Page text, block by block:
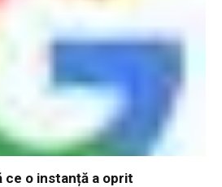
ce o instanță a oprit